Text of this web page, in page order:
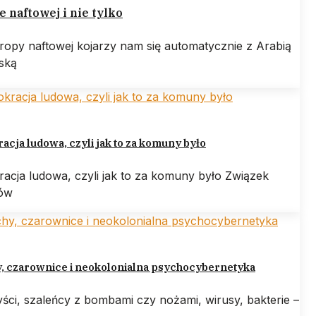
naftowej i nie tylko
naftowej kojarzy nam się automatycznie z Arabią
ludowa, czyli jak to za komuny było
ludowa, czyli jak to za komuny było Związek
czarownice i neokolonialna psychocybernetyka
szaleńcy z bombami czy nożami, wirusy, bakterie –